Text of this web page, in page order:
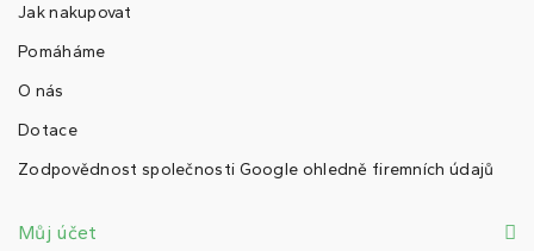
Jak nakupovat
Pomáháme
O nás
Dotace
Zodpovědnost společnosti Google ohledně firemních údajů
Můj účet